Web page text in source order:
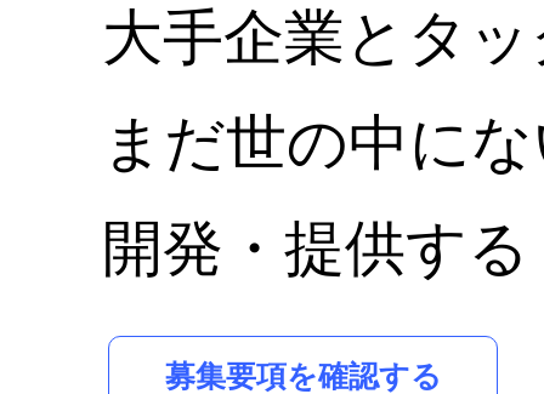
大手企業とタ
まだ世の中に
開発・提供する
募集要項を確認する